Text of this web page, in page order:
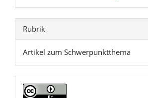
Rubrik
Artikel zum Schwerpunktthema